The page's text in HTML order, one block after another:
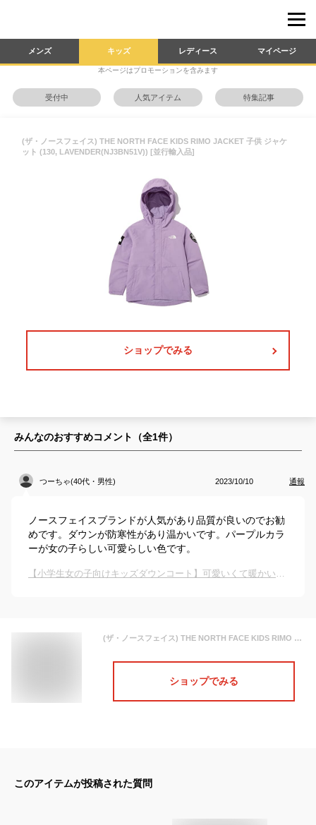
メンズ キッズ レディース マイページ
本ページはプロモーションを含みます
受付中 人気アイテム 特集記事
(ザ・ノースフェイス) THE NORTH FACE KIDS RIMO JACKET 子供 ジャケ
ット (130, LAVENDER(NJ3BN51V)) [並行輸入品]
ショップでみる
みんなのおすすめコメント（全1件）
つーちゃ(40代・男性) 2023/10/10 通報
ノースフェイスブランドが人気があり品質が良いのでお勧
めです。ダウンが防寒性があり温かいです。パープルカラ
ーが女の子らしい可愛らしい色です。
【小学生女の子向けキッズダウンコート】可愛いくて暖かいおすすめアウトドアブランドは？
(ザ・ノースフェイス) THE NORTH FACE KIDS RIMO JACKET 子供 ジャケット (130, LAVENDER(NJ3BN51V)) [並行輸入品]
ショップでみる
このアイテムが投稿された質問